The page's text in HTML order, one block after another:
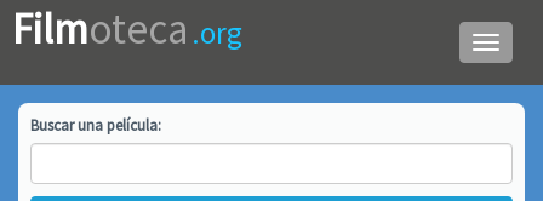
Menú
de
Filmoteca .org
Buscar unapelícula: